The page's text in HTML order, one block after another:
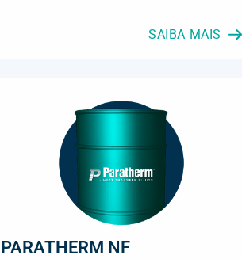
SAIBA MAIS
PARATHERM NF